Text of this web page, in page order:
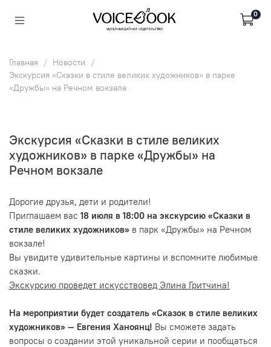
0
Главная
Новости
Экскурсия «Сказки в стиле великих художников» в парке
«Дружбы» на Речном вокзале
Экскурсия «Сказки в стиле великих
художников» в парке «Дружбы» на
Речном вокзале
Дорогие друзья, дети и родители!
Приглашаем вас 18 июля в 18:00 на экскурсию «Сказки в
стиле великих художников» в парк «Дружбы» на Речном
вокзале!
Вы увидите удивительные картины и вспомните любимые
сказки.
Экскурсию проведет искусствовед Элина Гритчина!
На мероприятии будет создатель «Сказок в стиле великих
художников» — Евгения Ханоянц! Вы сможете задать
вопросы о создании этой уникальной серии и пообщаться